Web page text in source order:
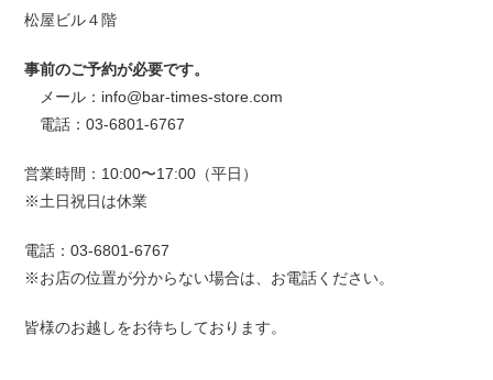
松屋ビル４階
事前のご予約が必要です。
メール：info@bar-times-store.com
電話：03-6801-6767
営業時間：10:00〜17:00（平日）
※土日祝日は休業
電話：03-6801-6767
※お店の位置が分からない場合は、お電話ください。
皆様のお越しをお待ちしております。